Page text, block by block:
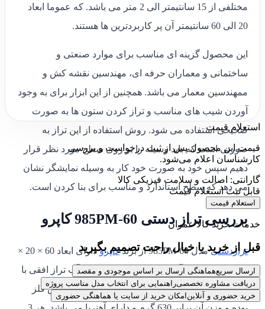
مختلفی از 15 سانتیمتر الی 2 متر می باشد. که عموما ابعاد
20 الی 60 سانتیمتر آن پر کاربردترین ها هستند.
این محصول گزینه ای مناسب برای موارد صنعتی و
ساختمانی و معماران حرفه ای، مهندسین نقشه کش و
ممهندسین معمار می باشد. همچنین از این ابزار برای به وجود
آوردن شیب های مناسب و تراز کردن ستون ها به صورت
صحیحی استفاده می شود. روش استفاده از این تراز به
صورتی است که باید وسیله را بر روی سطح مورد نظر قرار
دهیم سپس خود به صورت خود کار به وسیله نمایشگر نشان
می دهد که سطح استاندارد و مناسب برای بنا کردن است.
بررسی تراز دستی 985PM-60 کاپرو
ترازدستیمدل 985PM-60 از برند کاپرودارای ابعاد
60 × 20 ×
600 میلی‌متر و
2 آب تراز در جهت قائم و یک آب تراز افقی با
قابلیت چرخش 360 درجه است. این محصول
از جنس فلز
استعلام قیمت
قیمت این محصول پس از ثبت درخواست و بررسی
کارشناسان اعلام می‌شود.
گارانتی: اصالت و سلامت فیزیکی کالا
قابل ثبت استعلام قیمت
استعلام قیمت
خدمات خرید کالا عمران
قبل از خرید با خیال راحت تصمیم بگیرید
ارسال سریعهماهنگی ارسال بر اساس موجودی و مقصد
دریافت مشاوره تخصصیراهنمایی برای انتخاب مدل مناسب پروژه
خرید حضوری و آنلاین امکان خرید از سایت یا هماهنگی حضوری